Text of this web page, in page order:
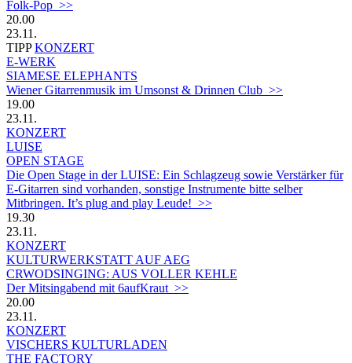
Folk-Pop >>
20.00
23.11.
TIPP KONZERT
E-WERK
SIAMESE ELEPHANTS
Wiener Gitarrenmusik im Umsonst & Drinnen Club >>
19.00
23.11.
KONZERT
LUISE
OPEN STAGE
Die Open Stage in der LUISE: Ein Schlagzeug sowie Verstärker für
E-Gitarren sind vorhanden, sonstige Instrumente bitte selber
Mitbringen. It’s plug and play Leude! >>
19.30
23.11.
KONZERT
KULTURWERKSTATT AUF AEG
CRWODSINGING: AUS VOLLER KEHLE
Der Mitsingabend mit 6aufKraut >>
20.00
23.11.
KONZERT
VISCHERS KULTURLADEN
THE FACTORY